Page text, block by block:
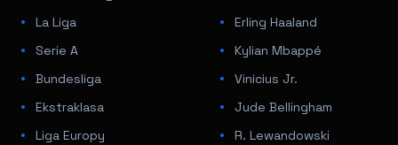
La Liga
Serie A
Bundesliga
Ekstraklasa
Liga Europy
Erling Haaland
Kylian Mbappé
Vinicius Jr.
Jude Bellingham
R. Lewandowski